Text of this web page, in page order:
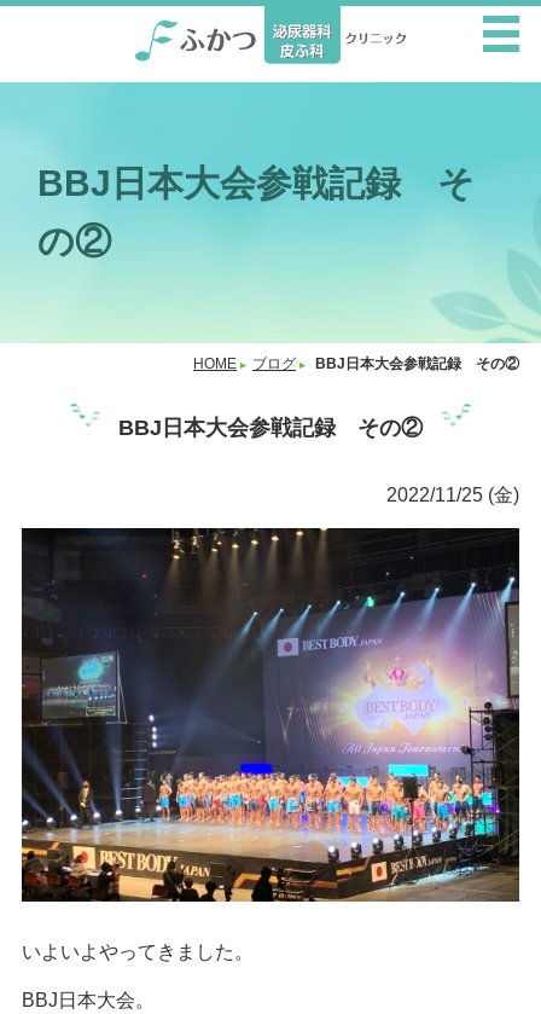
BBJ日本大会参戦記録 そ
の②
HOME ブログ BBJ日本大会参戦記録 その②
BBJ日本大会参戦記録 その②
2022/11/25 (金)
いよいよやってきました。
BBJ日本大会。